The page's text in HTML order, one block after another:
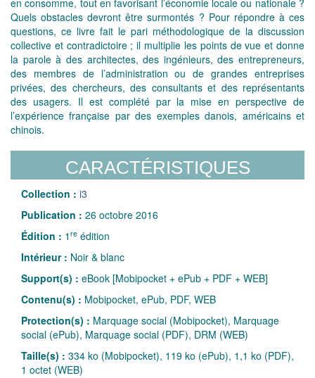
en consomme, tout en favorisant l’économie locale ou nationale ?
Quels obstacles devront être surmontés ? Pour répondre à ces
questions, ce livre fait le pari méthodologique de la discussion
collective et contradictoire ; il multiplie les points de vue et donne
la parole à des architectes, des ingénieurs, des entrepreneurs,
des membres de l’administration ou de grandes entreprises
privées, des chercheurs, des consultants et des représentants
des usagers. Il est complété par la mise en perspective de
l’expérience française par des exemples danois, américains et
chinois.
CARACTÉRISTIQUES
Collection : i3
Publication : 26 octobre 2016
Édition : 1 re édition
Intérieur : Noir & blanc
Support(s) : eBook [Mobipocket + ePub + PDF + WEB]
Contenu(s) : Mobipocket, ePub, PDF, WEB
Protection(s) : Marquage social (Mobipocket), Marquage
social (ePub), Marquage social (PDF), DRM (WEB)
Taille(s) : 334 ko (Mobipocket), 119 ko (ePub), 1,1 ko (PDF),
1 octet (WEB)